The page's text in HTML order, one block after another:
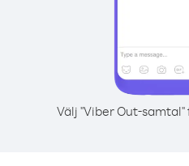
Välj "Viber Out-